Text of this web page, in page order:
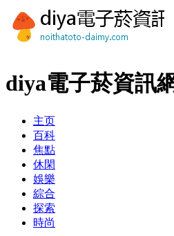
diya電子菸資訊
主页
百科
焦點
休閑
娛樂
綜合
探索
時尚